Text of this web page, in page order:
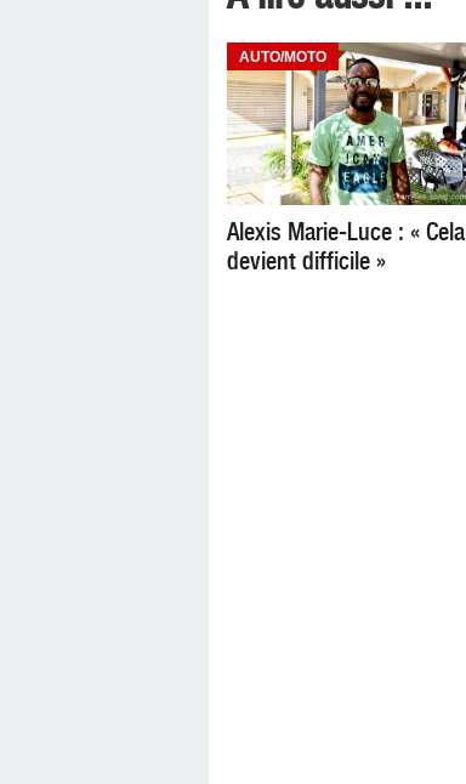
AUTO/MOTO
Alexis Marie-Luce : « Cela
devient difficile »